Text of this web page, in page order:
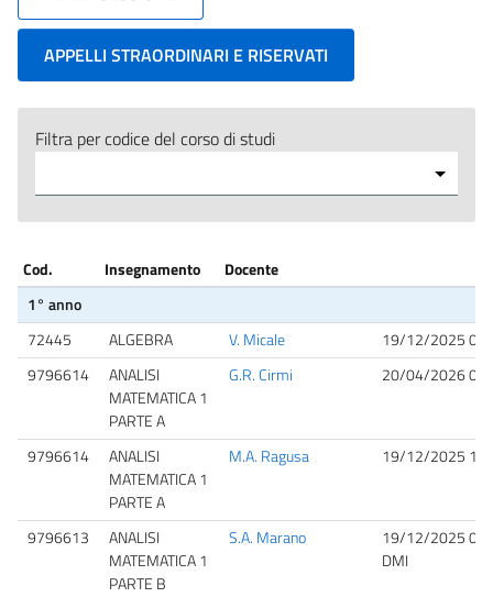
APPELLI STRAORDINARI E RISERVATI
Filtra per codice del corso di studi
Cod. Insegnamento
Docente
1° anno
72445
ALGEBRA V. Micale
19/12/2025
9796614
ANALISI
MATEMATICA 1
PARTE A
G.R. Cirmi 20/04/2026
9796614
ANALISI
MATEMATICA 1
PARTE A
M.A. Ragusa 19/12/2025
9796613
ANALISI
MATEMATICA 1
PARTE B
S.A. Marano
19/12/2025
DMI